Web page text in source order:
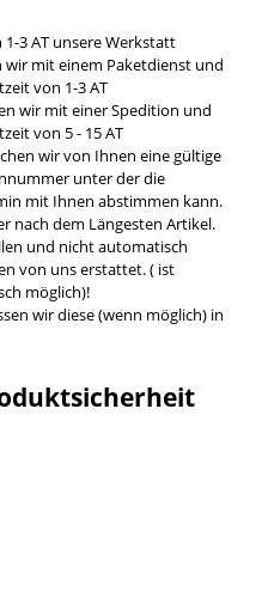
3 AT unsere Werkstatt
wir mit einem Paketdienst und
von 1-3 AT
wir mit einer Spedition und
von 5 - 15 AT
wir von Ihnen eine gültige
unter der die
mit Ihnen abstimmen kann.
nach dem Längesten Artikel.
und nicht automatisch
von uns erstattet. ( ist
möglich)!
wir diese (wenn möglich) in